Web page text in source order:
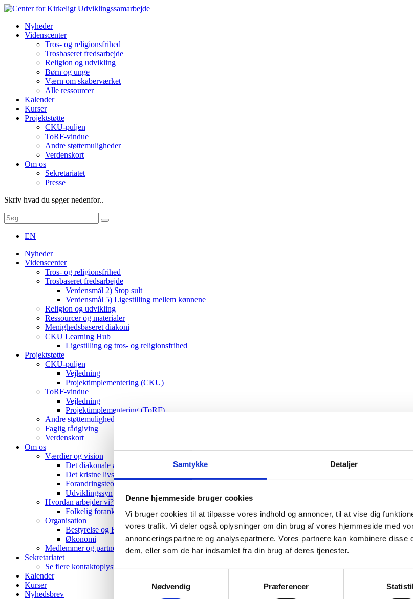
Samtykke Detaljer
Denne hjemmeside bruger cookies
Vi bruger cookies til at tilpasse vores indhold og annoncer, til at vise dig
vores trafik. Vi deler også oplysninger om din brug af vores hjemmeside med
annonceringspartnere og analysepartnere. Vores partnere kan kombinere disse
dem, eller som de har indsamlet fra din brug af deres tjenester.
Nødvendig
Præferencer
Nyheder
Videnscenter
Tros- og religionsfrihed
Trosbaseret fredsarbejde
Religion og udvikling
Børn og unge
Værn om skaberværket
Alle ressourcer
Kalender
Kurser
Projektstøtte
CKU-puljen
ToRF-vindue
Andre støttemuligheder
Verdenskort
Om os
Sekretariatet
Presse
Skriv hvad du søger nedenfor..
EN
Nyheder
Videnscenter
Tros- og religionsfrihed
Trosbaseret fredsarbejde
Verdensmål 2) Stop sult
Verdensmål 5) Ligestilling mellem kønnene
Religion og udvikling
Ressourcer og materialer
Menighedsbaseret diakoni
CKU Learning Hub
Ligestilling og tros- og religionsfrihed
Projektstøtte
CKU-puljen
Vejledning
Projektimplementering (CKU)
ToRF-vindue
Vejledning
Projektimplementering (ToRF)
Andre støttemuligheder
Faglig rådgiving
Verdenskort
Om os
Værdier og vision
Det diakonale arbejde
Det kristne livssyn
Forandringsteori
Udviklingssyn
Hvordan arbejder vi?
Folkelig forankring
Organisation
Bestyrelse og Bevillingsudvalg
Økonomi
Medlemmer og partnere
Sekretariatet
Se flere kontaktoplysninger
Kalender
Kurser
Nyhedsbrev